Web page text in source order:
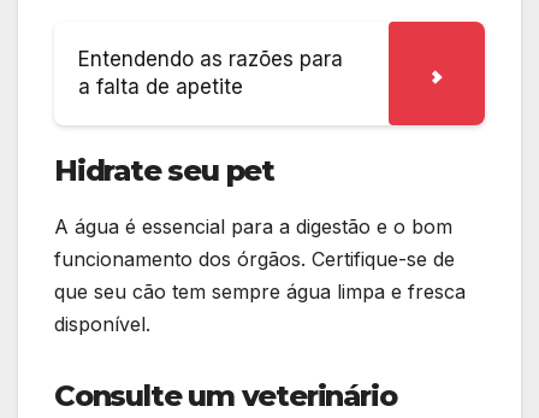
Entendendo as razões para
a falta de apetite
Hidrate seu pet
A água é essencial para a digestão e o bom
funcionamento dos órgãos. Certifique-se de
que seu cão tem sempre água limpa e fresca
disponível.
Consulte um veterinário